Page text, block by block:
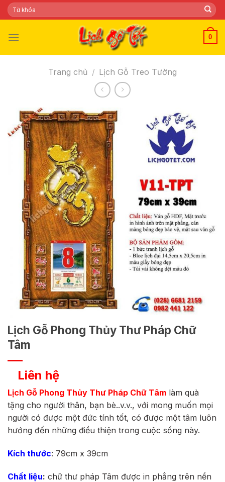
Skip
to
Tìm
kiếm:
0
Trang chủ / Lịch Gỗ Treo Tường
Lịch Gỗ Phong Thủy Thư Pháp Chữ
Tâm
Liên hệ
Lịch Gỗ Phong Thủy Thư Pháp Chữ Tâm làm quà
tặng cho người thân, bạn bè..v.v., với mong muốn mọi
người có được một đức tính tốt, có được một tâm luôn
hướng đến những điều thiện trong cuộc sống này.
Kích thước: 79cm x 39cm
Chất liệu: chữ thư pháp Tâm được in phẳng trên nền